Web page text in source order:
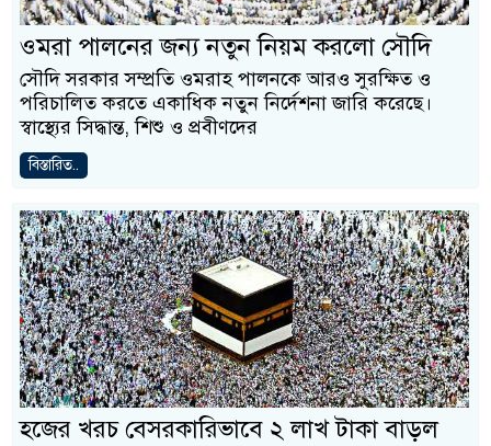
ওমরা পালনের জন্য নতুন নিয়ম করলো সৌদি
সৌদি সরকার সম্প্রতি ওমরাহ পালনকে আরও সুরক্ষিত ও
পরিচালিত করতে একাধিক নতুন নির্দেশনা জারি করেছে।
স্বাস্থ্যের সিদ্ধান্ত, শিশু ও প্রবীণদের
বিস্তারিত..
হজের খরচ বেসরকারিভাবে ২ লাখ টাকা বাড়ল